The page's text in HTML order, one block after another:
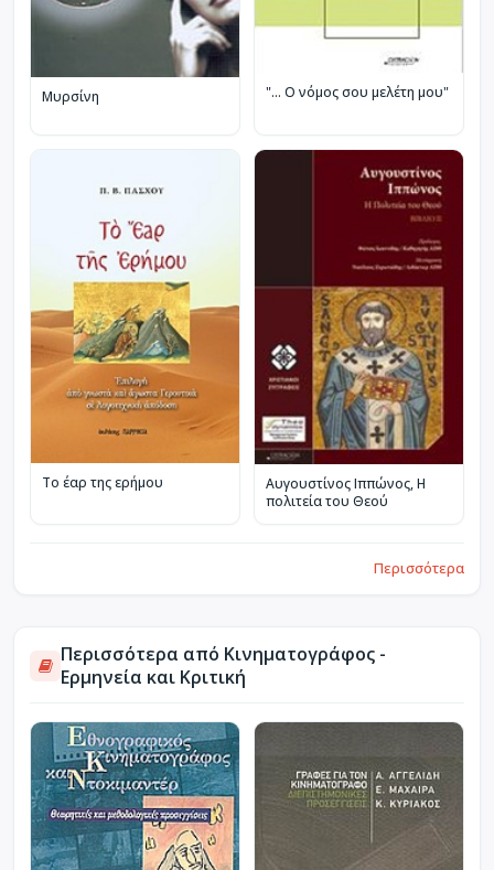
Μυρσίνη "... Ο νόμος σου μελέτη μου"
Tο έαρ της ερήμου
Αυγουστίνος Ιππώνος, Η
πολιτεία του Θεού
Περισσότερα
Περισσότερα από Κινηματογράφος -
Ερμηνεία και Κριτική